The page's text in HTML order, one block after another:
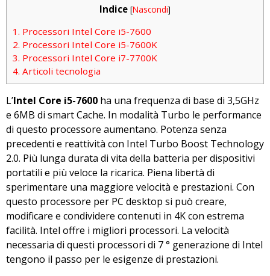
Indice [Nascondi]
1. Processori Intel Core i5-7600
2. Processori Intel Core i5-7600K
3. Processori Intel Core i7-7700K
4. Articoli tecnologia
L’Intel Core i5-7600 ha una frequenza di base di 3,5GHz
e 6MB di smart Cache. In modalità Turbo le performance
di questo processore aumentano. Potenza senza
precedenti e reattività con Intel Turbo Boost Technology
2.0. Più lunga durata di vita della batteria per dispositivi
portatili e più veloce la ricarica. Piena libertà di
sperimentare una maggiore velocità e prestazioni. Con
questo processore per PC desktop si può creare,
modificare e condividere contenuti in 4K con estrema
facilità. Intel offre i migliori processori. La velocità
necessaria di questi processori di 7 ° generazione di Intel
tengono il passo per le esigenze di prestazioni.